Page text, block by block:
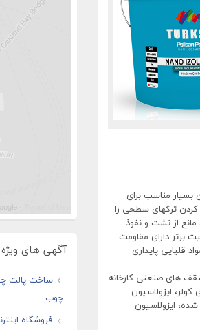
مناسب برای
کردن ترکهای سطحی را
از نشت و نفوذ
برتر دارای مقاومت
قلیایی پایداری
های صنعتی کارخانه
ایزولاسیون
ایزولاسیون
آگهی های ویژه
ساخت پالت
چوب
فروشگاه